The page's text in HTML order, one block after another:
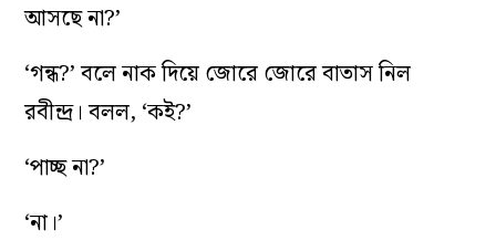
আসছে না?’
‘গন্ধ?’ বলে নাক দিয়ে জোরে জোরে বাতাস নিল
রবীন্দ্র। বলল, ‘কই?’
‘পাচ্ছ না?’
‘না।’